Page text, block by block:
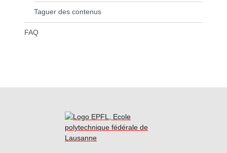
Taguer des contenus
FAQ